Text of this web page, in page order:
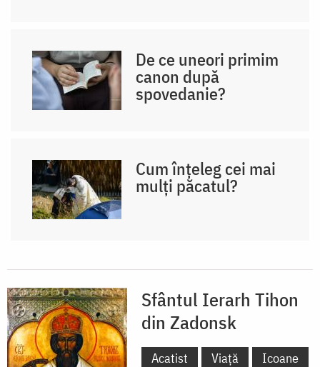
De ce uneori primim
canon după
spovedanie?
Cum înțeleg cei mai
mulți păcatul?
Sfântul Ierarh Tihon
din Zadonsk
Acatist Viață
Icoane